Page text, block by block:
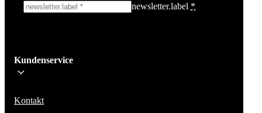
newsletter.label *
Bleib auf dem Laufenden über die neuesten Nachrichten, Kampagnen
Aktionen. Wir geben deine E-Mail-Adresse nicht weiter und versenden
Kundenservice
Kontakt